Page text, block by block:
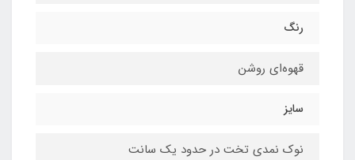
رنگ
قهوه‌ای روشن
سایز
نوک نمدی تخت در حدود یک سانت